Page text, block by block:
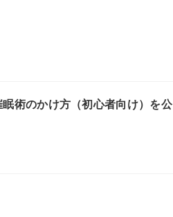
眠術のかけ方（初心者向け）を公